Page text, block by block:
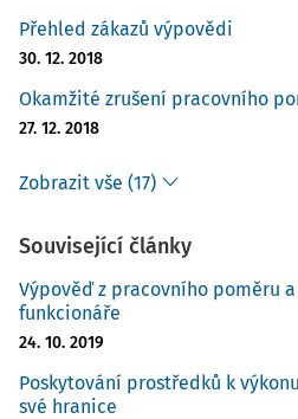
Přehled zákazů výpovědi
30. 12. 2018
Okamžité zrušení pracovního
27. 12. 2018
Zobrazit vše (17)
Související články
Výpověď z pracovního poměru
funkcionáře
24. 10. 2019
Poskytování prostředků k
své hranice